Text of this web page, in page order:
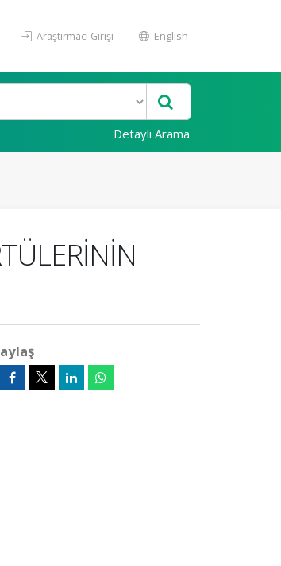
Araştırmacı Girişi English
Detaylı Arama